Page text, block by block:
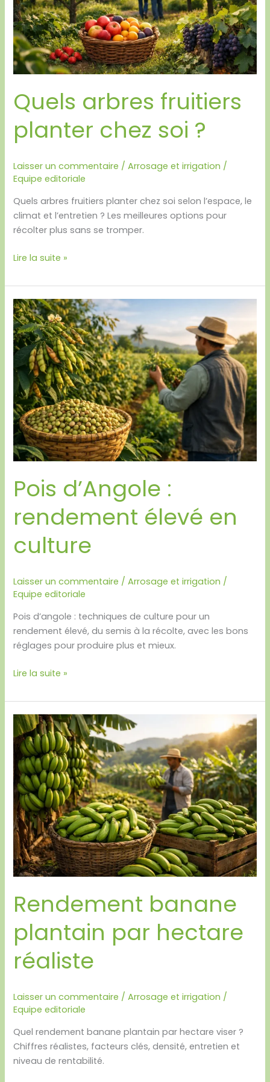
Quels arbres fruitiers
planter chez soi ?
Laisser un commentaire /Arrosage et irrigation /
Equipe editoriale
Quels arbres fruitiers planter chez soi selon l’espace, le
climat et l’entretien ? Les meilleures options pour
récolter plus sans se tromper.
?
Lire la suite »
Pois d’Angole :
rendement élevé en
culture
Laisser un commentaire /Arrosage et irrigation /
Equipe editoriale
Pois d’angole : techniques de culture pour un
rendement élevé, du semis à la récolte, avec les bons
réglages pour produire plus et mieux.
Pois
d’Angole
:
rendement
élevé
en
culture
Lire la suite »
Rendement banane
plantain par hectare
réaliste
Laisser un commentaire /Arrosage et irrigation /
Equipe editoriale
Quel rendement banane plantain par hectare viser ?
Chiffres réalistes, facteurs clés, densité, entretien et
niveau de rentabilité.
Rendement
banane
plantain
par
hectare
réaliste